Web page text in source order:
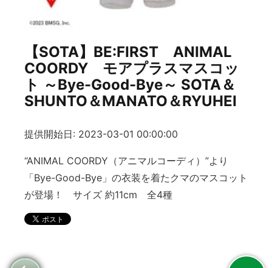
【SOTA】BE:FIRST ANIMAL
COORDY モアプラスマスコッ
ト ～Bye-Good-Bye～ SOTA＆
SHUNTO＆MANATO＆RYUHEI
提供開始日: 2023-03-01 00:00:00
“ANIMAL COORDY（アニマルコーディ）”より
「Bye-Good-Bye」の衣装を着たクマのマスコット
が登場！ サイズ 約11cm 全4種